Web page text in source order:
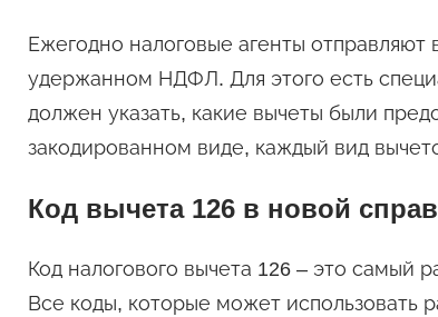
Ежегодно налоговые агенты
удержанном НДФЛ. Для этого есть
должен указать, какие вычеты были
закодированном виде, каждый вид
Код вычета 126 в новой
Код налогового вычета 126 – это самый
Все коды, которые может использовать